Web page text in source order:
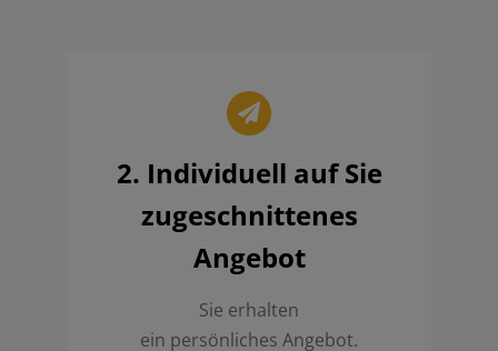
2. Individuell auf Sie
zugeschnittenes
Angebot
Sie erhalten
ein persönliches Angebot.